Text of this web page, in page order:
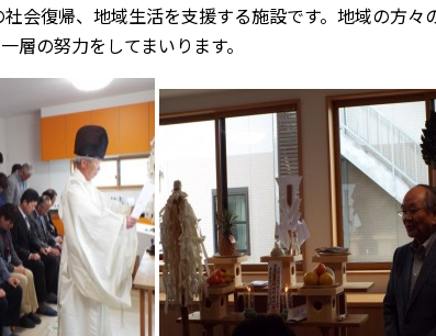
会復帰、地域生活を支援する施設です。地域の方
層の努力をしてまいります。